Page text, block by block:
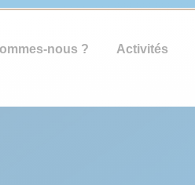
nous ? Activités